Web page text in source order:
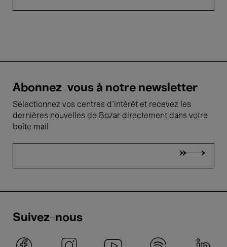
Abonnez-vous à notre newsletter
Sélectionnez vos centres d'intérêt et recevez les
dernières nouvelles de Bozar directement dans votre
boîte mail
Suivez-nous